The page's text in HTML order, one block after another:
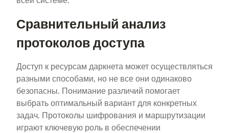
Сравнительный анализ
протоколов доступа
Доступ к ресурсам даркнета может осуществляться
разными способами, но не все они одинаково
безопасны. Понимание различий помогает
выбрать оптимальный вариант для конкретных
задач. Протоколы шифрования и маршрутизации
играют ключевую роль в обеспечении